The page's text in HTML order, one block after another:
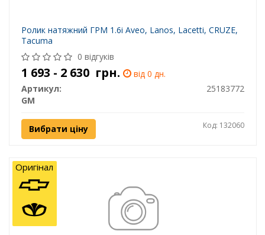
Ролик натяжний ГРМ 1.6i Aveo, Lanos, Lacetti, CRUZE,
Tacuma
0 відгуків
1 693 - 2 630 грн.
від 0 дн.
Артикул:
25183772
GM
Вибрати ціну Код: 132060
Оригінал